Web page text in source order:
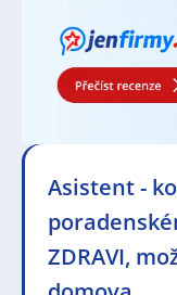
Asistent -
ZDRAVI,